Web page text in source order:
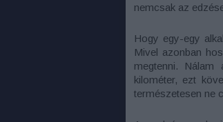
nemcsak az
Hogy egy-egy
Mivel azonban
megtenni.
kilométer, ezt
természetesen ne